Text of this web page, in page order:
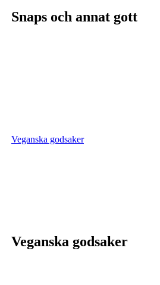
Snaps och annat gott
Veganska godsaker
Veganska godsaker